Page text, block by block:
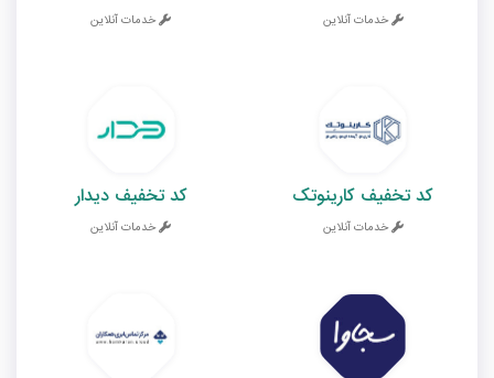
خدمات آنلاین خدمات آنلاین
کد تخفیف کارینوتک
خدمات آنلاین
کد تخفیف دیدار
خدمات آنلاین